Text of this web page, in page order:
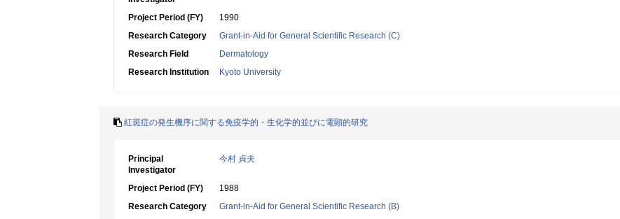
Project Period (FY)
1990
Research Category
Grant-in-Aid for General Scientific Research (C)
Research Field
Dermatology
Research Institution
Kyoto University
紅斑症の発生機序に関する免疫学的・生化学的並びに電顕的研究
Principal
Investigator
今村 貞夫
Project Period (FY)
1988
Research Category
Grant-in-Aid for General Scientific Research (B)